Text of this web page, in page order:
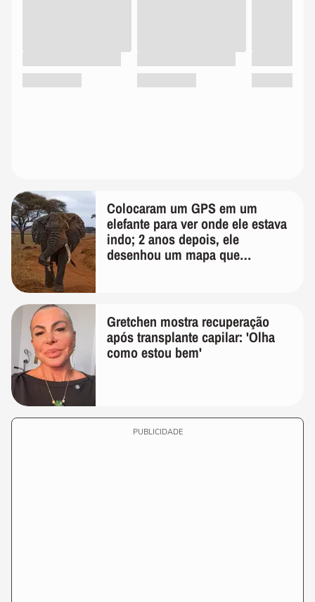
Colocaram um GPS em um
elefante para ver onde ele estava
indo; 2 anos depois, ele
desenhou um mapa que
Gretchen mostra recuperação
após transplante capilar: 'Olha
como estou bem'
PUBLICIDADE